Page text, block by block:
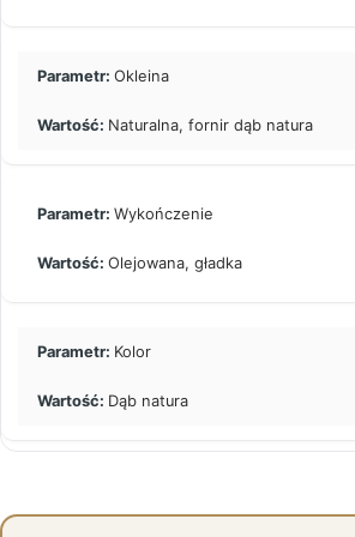
Okleina
Naturalna, fornir dąb natura
Wykończenie
Olejowana, gładka
Kolor
Dąb natura